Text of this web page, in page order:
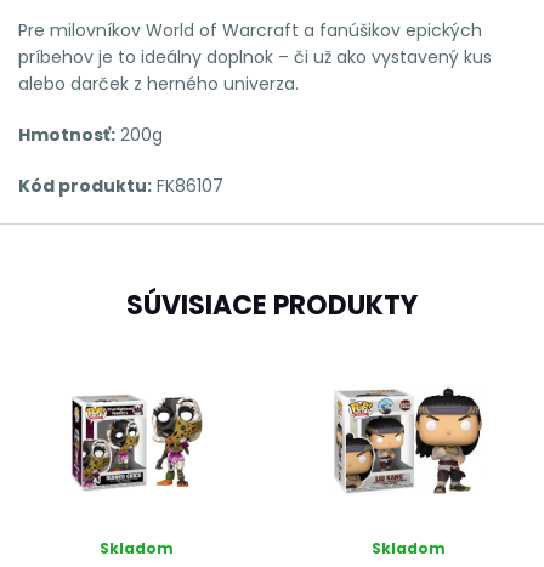
Pre milovníkov World of Warcraft a fanúšikov epických
príbehov je to ideálny doplnok – či už ako vystavený kus
alebo darček z herného univerza.
Hmotnosť: 200g
Kód produktu: FK86107
SÚVISIACE PRODUKTY
Skladom
Skladom